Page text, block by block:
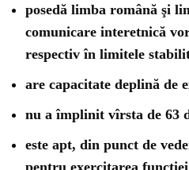
posedă limba română şi
comunicare interetnică
respectiv în limitele
are capacitate deplină de
nu a împlinit vîrsta de 63
este apt, din punct de